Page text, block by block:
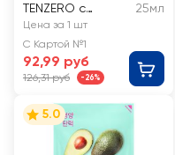
TENZERO с
экстрактом
авокадо,
тканевая
25мл
Цена за 1 шт
С Картой №1
92,99 руб
126,31 руб -26%
5.0